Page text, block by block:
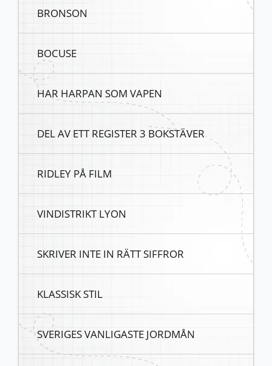
BRONSON
BOCUSE
HAR HARPAN SOM VAPEN
DEL AV ETT REGISTER 3 BOKSTÄVER
RIDLEY PÅ FILM
VINDISTRIKT LYON
SKRIVER INTE IN RÄTT SIFFROR
KLASSISK STIL
SVERIGES VANLIGASTE JORDMÅN